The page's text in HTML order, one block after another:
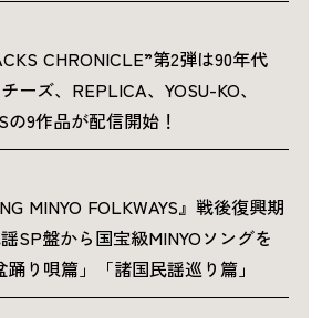
CHRONICLE”第2弾は90年代
ズ、REPLICA、YOSU-KO、
の9作品が配信開始！
MINYO FOLKWAYS』戦後復興期
SP盤から国宝級MINYOソングを
り唄篇」「諸国民謡巡り篇」